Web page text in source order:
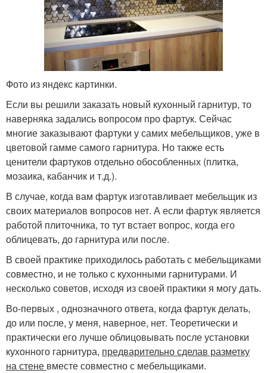
Фото из яндекс картинки.
Если вы решили заказать новый кухонный гарнитур, то
наверняка задались вопросом про фартук. Сейчас
многие заказывают фартуки у самих мебельщиков, уже в
цветовой гамме самого гарнитура. Но также есть
ценители фартуков отдельно обособленных (плитка,
мозаика, кабанчик и т.д.).
В случае, когда вам фартук изготавливает мебельщик из
своих материалов вопросов нет. А если фартук является
работой плиточника, то тут встает вопрос, когда его
облицевать, до гарнитура или после.
В своей практике приходилось работать с мебельщиками
совместно, и не только с кухонными гарнитурами. И
несколько советов, исходя из своей практики я могу дать.
Во-первых , однозначного ответа, когда фартук делать,
до или после, у меня, наверное, нет. Теоретически и
практически его лучше облицовывать после установки
кухонного гарнитура, предварительно сделав разметку
на стене вместе совместно с мебельщиками.